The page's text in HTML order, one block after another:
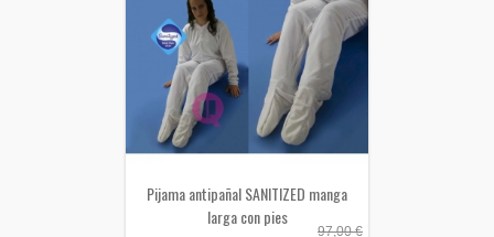
97,00 €
Pijama antipañal SANITIZED manga
larga con pies